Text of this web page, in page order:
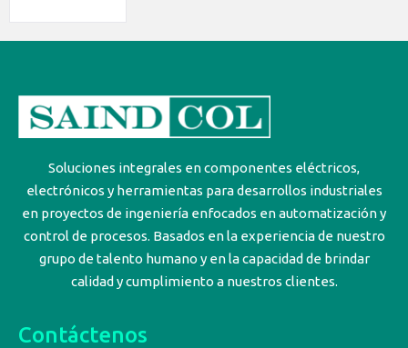
Soluciones integrales en componentes eléctricos,
electrónicos y herramientas para desarrollos industriales
en proyectos de ingeniería enfocados en automatización y
control de procesos. Basados en la experiencia de nuestro
grupo de talento humano y en la capacidad de brindar
calidad y cumplimiento a nuestros clientes.
Contáctenos